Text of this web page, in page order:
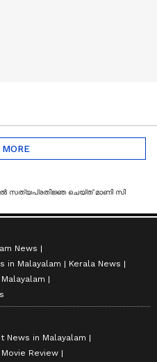
News
in Malayalam
Kerala News
News in Malayalam
Review